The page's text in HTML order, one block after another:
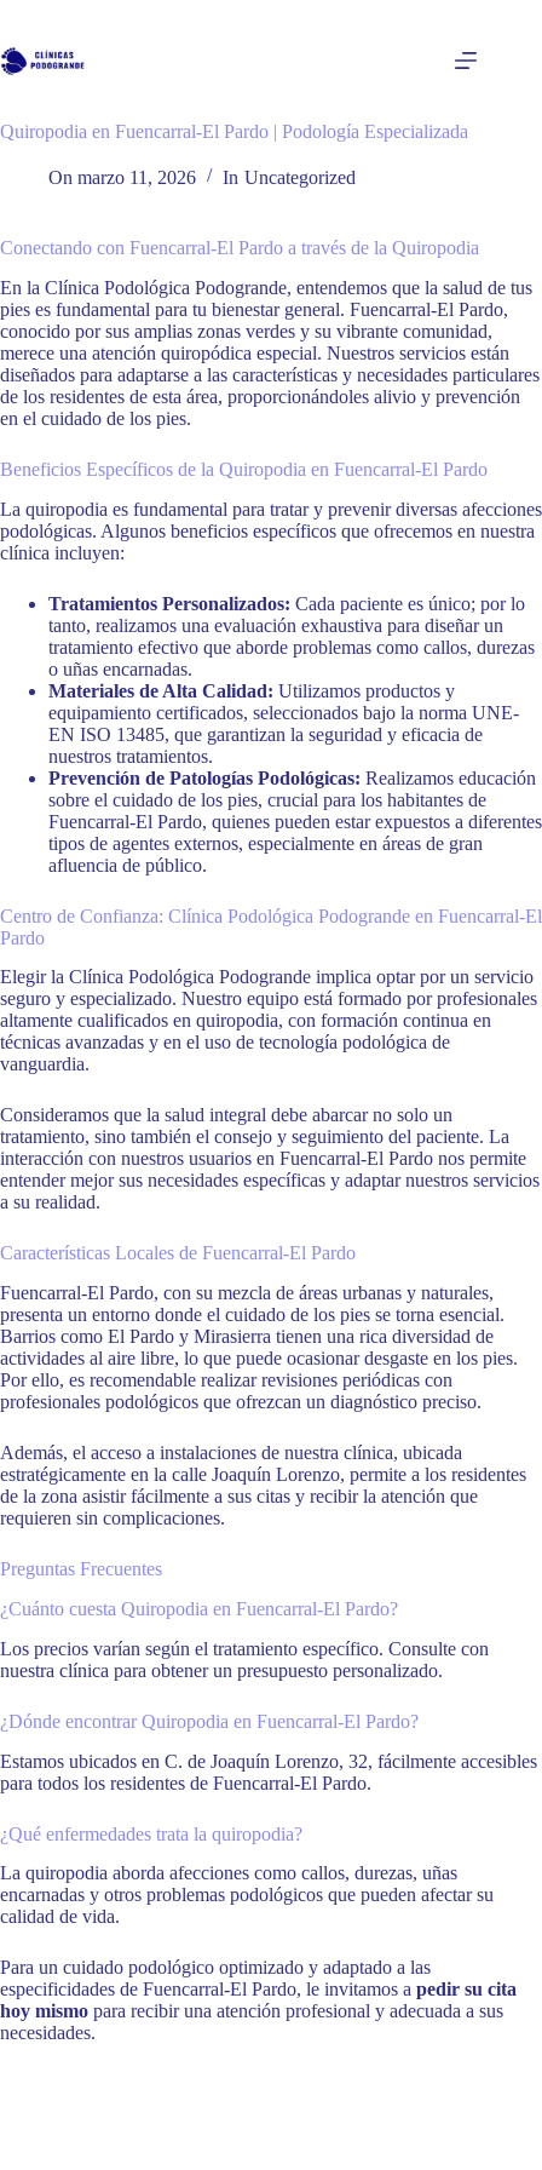
contenido
Quiropodia en Fuencarral-El Pardo | Podología Especializada
On marzo 11, 2026 In Uncategorized
Conectando con Fuencarral-El Pardo a través de la Quiropodia
En la Clínica Podológica Podogrande, entendemos que la salud de tus
pies es fundamental para tu bienestar general. Fuencarral-El Pardo,
conocido por sus amplias zonas verdes y su vibrante comunidad,
merece una atención quiropódica especial. Nuestros servicios están
diseñados para adaptarse a las características y necesidades particulares
de los residentes de esta área, proporcionándoles alivio y prevención
en el cuidado de los pies.
Beneficios Específicos de la Quiropodia en Fuencarral-El Pardo
La quiropodia es fundamental para tratar y prevenir diversas afecciones
podológicas. Algunos beneficios específicos que ofrecemos en nuestra
clínica incluyen:
Tratamientos Personalizados: Cada paciente es único; por lo
tanto, realizamos una evaluación exhaustiva para diseñar un
tratamiento efectivo que aborde problemas como callos, durezas
o uñas encarnadas.
Materiales de Alta Calidad: Utilizamos productos y
equipamiento certificados, seleccionados bajo la norma UNE-
EN ISO 13485, que garantizan la seguridad y eficacia de
nuestros tratamientos.
Prevención de Patologías Podológicas: Realizamos educación
sobre el cuidado de los pies, crucial para los habitantes de
Fuencarral-El Pardo, quienes pueden estar expuestos a diferentes
tipos de agentes externos, especialmente en áreas de gran
afluencia de público.
Centro de Confianza: Clínica Podológica Podogrande en Fuencarral-El
Pardo
Elegir la Clínica Podológica Podogrande implica optar por un servicio
seguro y especializado. Nuestro equipo está formado por profesionales
altamente cualificados en quiropodia, con formación continua en
técnicas avanzadas y en el uso de tecnología podológica de
vanguardia.
Consideramos que la salud integral debe abarcar no solo un
tratamiento, sino también el consejo y seguimiento del paciente. La
interacción con nuestros usuarios en Fuencarral-El Pardo nos permite
entender mejor sus necesidades específicas y adaptar nuestros servicios
a su realidad.
Características Locales de Fuencarral-El Pardo
Fuencarral-El Pardo, con su mezcla de áreas urbanas y naturales,
presenta un entorno donde el cuidado de los pies se torna esencial.
Barrios como El Pardo y Mirasierra tienen una rica diversidad de
actividades al aire libre, lo que puede ocasionar desgaste en los pies.
Por ello, es recomendable realizar revisiones periódicas con
profesionales podológicos que ofrezcan un diagnóstico preciso.
Además, el acceso a instalaciones de nuestra clínica, ubicada
estratégicamente en la calle Joaquín Lorenzo, permite a los residentes
de la zona asistir fácilmente a sus citas y recibir la atención que
requieren sin complicaciones.
Preguntas Frecuentes
¿Cuánto cuesta Quiropodia en Fuencarral-El Pardo?
Los precios varían según el tratamiento específico. Consulte con
nuestra clínica para obtener un presupuesto personalizado.
¿Dónde encontrar Quiropodia en Fuencarral-El Pardo?
Estamos ubicados en C. de Joaquín Lorenzo, 32, fácilmente accesibles
para todos los residentes de Fuencarral-El Pardo.
¿Qué enfermedades trata la quiropodia?
La quiropodia aborda afecciones como callos, durezas, uñas
encarnadas y otros problemas podológicos que pueden afectar su
calidad de vida.
Para un cuidado podológico optimizado y adaptado a las
especificidades de Fuencarral-El Pardo, le invitamos a pedir su cita
hoy mismo para recibir una atención profesional y adecuada a sus
necesidades.